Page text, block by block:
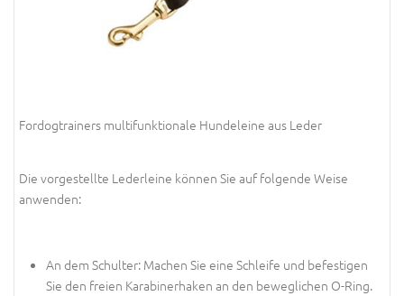
Fordogtrainers multifunktionale Hundeleine aus Leder
Die vorgestellte Lederleine können Sie auf folgende Weise
anwenden:
An dem Schulter: Machen Sie eine Schleife und befestigen
Sie den freien Karabinerhaken an den beweglichen O-Ring.